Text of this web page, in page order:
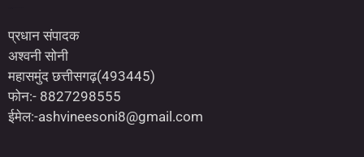
प्रधान संपादक
अश्वनी सोनी
महासमुंद छत्तीसगढ़(493445)
फोन:- 8827298555
ईमेल:-ashvineesoni8@gmail.com